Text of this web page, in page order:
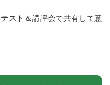
スト＆講評会で共有して意